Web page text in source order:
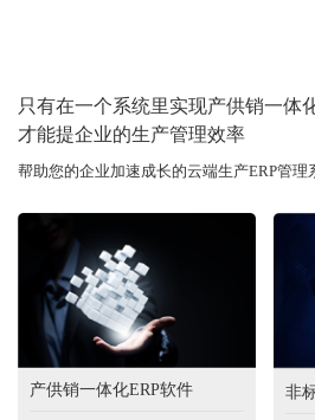
只有在一个系统里实现产供销一体
才能提企业的生产管理效率
帮助您的企业加速成长的云端生产ERP管理
产供销一体化ERP软件 非